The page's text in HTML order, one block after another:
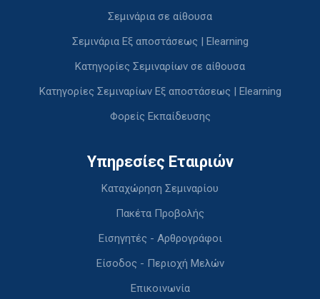
Σεμινάρια σε αίθουσα
Σεμινάρια Εξ αποστάσεως | Elearning
Κατηγορίες Σεμιναρίων σε αίθουσα
Κατηγορίες Σεμιναρίων Εξ αποστάσεως | Elearning
Φορείς Εκπαίδευσης
Υπηρεσίες Εταιριών
Καταχώρηση Σεμιναρίου
Πακέτα Προβολής
Εισηγητές - Αρθρογράφοι
Είσοδος - Περιοχή Μελών
Επικοινωνία